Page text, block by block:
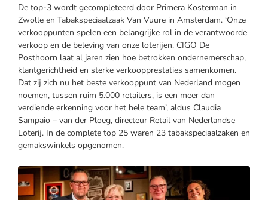
De top-3 wordt gecompleteerd door Primera Kosterman in
Zwolle en Tabakspeciaalzaak Van Vuure in Amsterdam. ‘Onze
verkooppunten spelen een belangrijke rol in de verantwoorde
verkoop en de beleving van onze loterijen. CIGO De
Posthoorn laat al jaren zien hoe betrokken ondernemerschap,
klantgerichtheid en sterke verkoopprestaties samenkomen.
Dat zij zich nu het beste verkooppunt van Nederland mogen
noemen, tussen ruim 5.000 retailers, is een meer dan
verdiende erkenning voor het hele team’, aldus Claudia
Sampaio – van der Ploeg, directeur Retail van Nederlandse
Loterij. In de complete top 25 waren 23 tabakspeciaalzaken en
gemakswinkels opgenomen.